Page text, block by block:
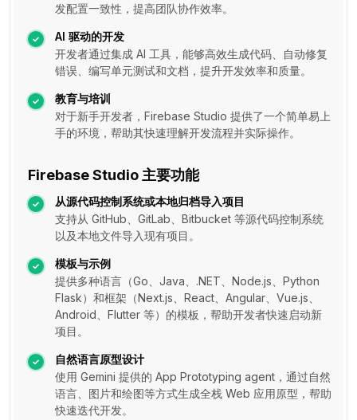
发配置一致性，提高团队协作效率。
AI 驱动的开发
开发者通过集成 AI 工具，能够高效生成代码、自动修复
错误、编写单元测试和文档，提升开发效率和质量。
教育与培训
对于新手开发者，Firebase Studio 提供了一个简单易上
手的环境，帮助其快速理解开发流程并实际操作。
Firebase Studio 主要功能
从源代码控制系统或本地归档导入项目
支持从 GitHub、GitLab、Bitbucket 等源代码控制系统
以及本地文件导入现有项目。
模板与示例
提供多种语言（Go、Java、.NET、Node.js、Python
Flask）和框架（Next.js、React、Angular、Vue.js、
Android、Flutter 等）的模板，帮助开发者快速启动新
项目。
自然语言原型设计
使用 Gemini 提供的 App Prototyping agent，通过自然
语言、图片和绘图等方式生成全栈 Web 应用原型，帮助
快速迭代开发。